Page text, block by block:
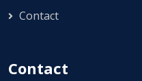
Contact
Contact